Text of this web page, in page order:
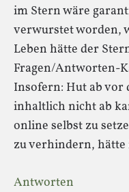
im Stern wäre
verwurstet worden,
Leben hätte der
Fragen/Antworten-
Insofern: Hut ab vor
inhaltlich nicht ab
online selbst zu
zu verhindern,
Antworten